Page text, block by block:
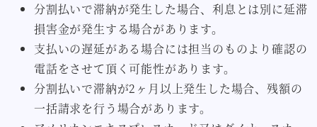
分割払いで滞納が発生した場合、利息とは別に延滞
損害金が発生する場合があります。
支払いの遅延がある場合には担当のものより確認の
電話をさせて頂く可能性があります。
分割払いで滞納が2ヶ月以上発生した場合、残額の
一括請求を行う場合があります。